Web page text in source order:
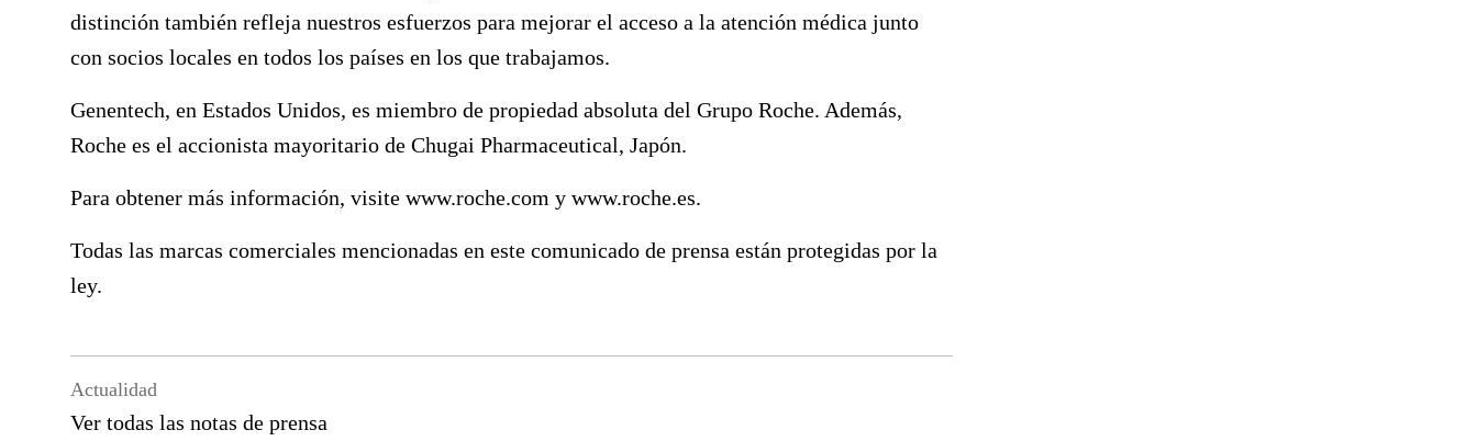
distinción también refleja nuestros esfuerzos para mejorar el acceso a la atención médica junto
con socios locales en todos los países en los que trabajamos.
Genentech, en Estados Unidos, es miembro de propiedad absoluta del Grupo Roche. Además,
Roche es el accionista mayoritario de Chugai Pharmaceutical, Japón.
Para obtener más información, visite www.roche.com y www.roche.es.
Todas las marcas comerciales mencionadas en este comunicado de prensa están protegidas por la
ley.
Actualidad
Ver todas las notas de prensa